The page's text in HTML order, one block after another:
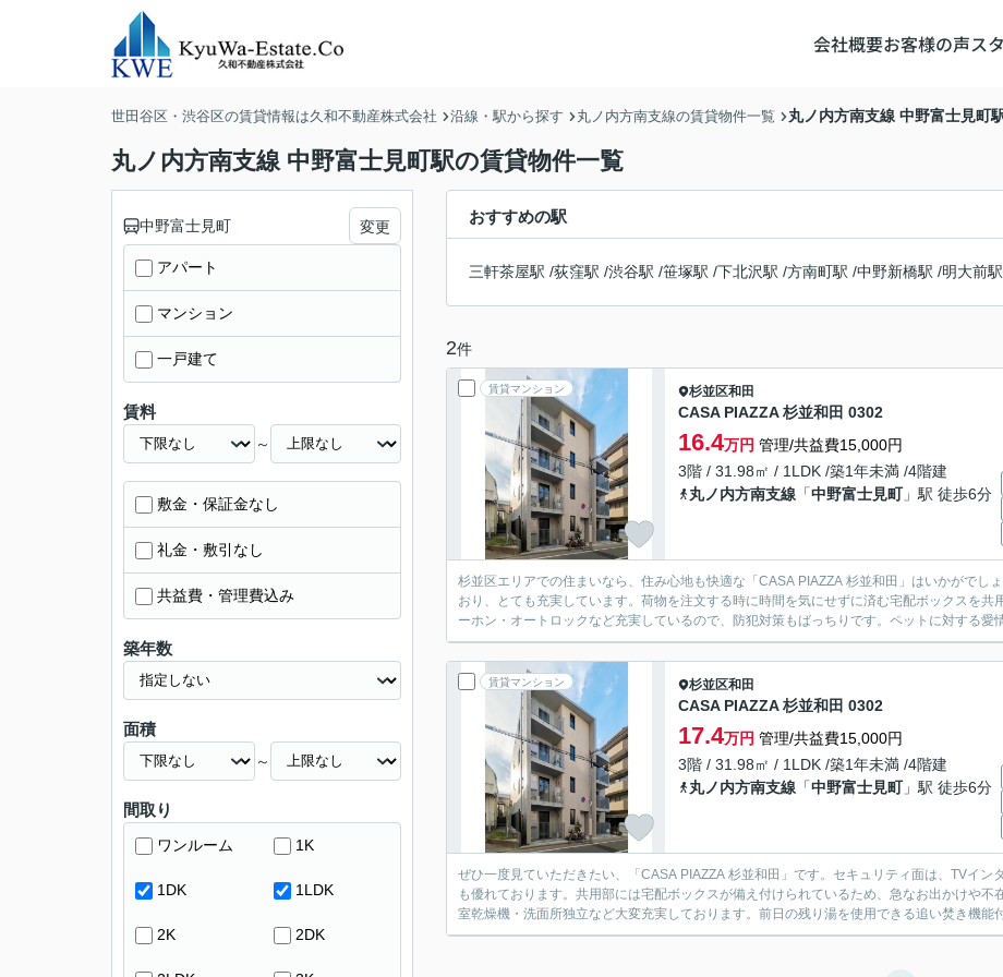
会社概要お客様の声ス
世田谷区・渋谷区の賃貸情報は久和不動産株式会社 沿線・駅から探す 丸ノ内方南支線の賃貸物件一覧 丸ノ内方南支線 中野富士見町
丸ノ内方南支線 中野富士見町駅の賃貸物件一覧
おすすめの駅
三軒茶屋駅 /荻窪駅 /渋谷駅 /笹塚駅 /下北沢駅 /方南町駅 /中野新橋駅 /明大前駅
2件
賃貸マンション 杉並区和田
CASA PIAZZA 杉並和田 0302
16.4万円 管理/共益費15,000円
3階 / 31.98㎡ / 1LDK /築1年未満 /4階建
丸ノ内方南支線 「中野富士見町」駅 徒歩6分
杉並区エリアでの住まいなら、住み心地も快適な「CASA PIAZZA 杉並和田」はいかがでし
おり、とても充実しています。荷物を注文する時に時間を気にせずに済む宅配ボックスを
ーホン・オートロックなど充実しているので、防犯対策もばっちりです。ペットに対する愛
賃貸マンション 杉並区和田
CASA PIAZZA 杉並和田 0302
17.4万円 管理/共益費15,000円
3階 / 31.98㎡ / 1LDK /築1年未満 /4階建
丸ノ内方南支線 「中野富士見町」駅 徒歩6分
ぜひ一度見ていただきたい、「CASA PIAZZA 杉並和田」です。セキュリティ面は、TVイ
も優れております。共用部には宅配ボックスが備え付けられているため、急なお出かけや
室乾燥機・洗面所独立など大変充実しております。前日の残り湯を使用できる追い焚き機能
中野富士見町 変更
アパート
マンション
一戸建て
賃料
～
敷金・保証金なし
礼金・敷引なし
共益費・管理費込み
築年数
面積
～
間取り
ワンルーム 1K
1DK 1LDK
2K 2DK